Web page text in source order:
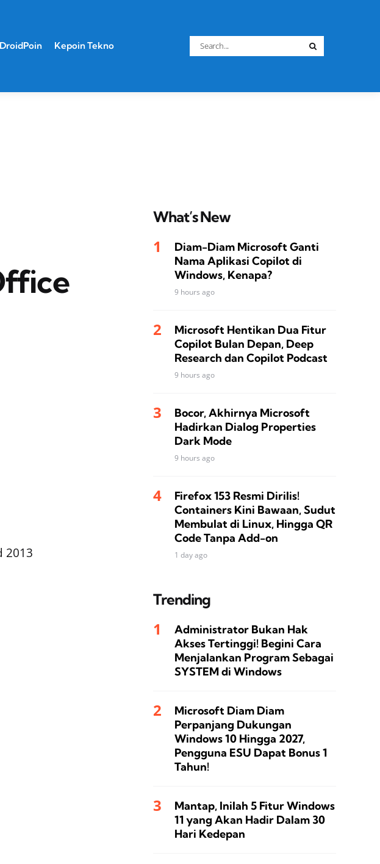
DroidPoin Kepoin Tekno
Search
for:
2013
What’s New
Diam-Diam Microsoft Ganti
Nama Aplikasi Copilot di
Windows, Kenapa?
9 hours ago
Microsoft Hentikan Dua Fitur
Copilot Bulan Depan, Deep
Research dan Copilot Podcast
9 hours ago
Bocor, Akhirnya Microsoft
Hadirkan Dialog Properties
Dark Mode
9 hours ago
Firefox 153 Resmi Dirilis!
Containers Kini Bawaan, Sudut
Membulat di Linux, Hingga QR
Code Tanpa Add-on
1 day ago
Trending
Administrator Bukan Hak
Akses Tertinggi! Begini Cara
Menjalankan Program Sebagai
SYSTEM di Windows
Microsoft Diam Diam
Perpanjang Dukungan
Windows 10 Hingga 2027,
Pengguna ESU Dapat Bonus 1
Tahun!
Mantap, Inilah 5 Fitur Windows
11 yang Akan Hadir Dalam 30
Hari Kedepan